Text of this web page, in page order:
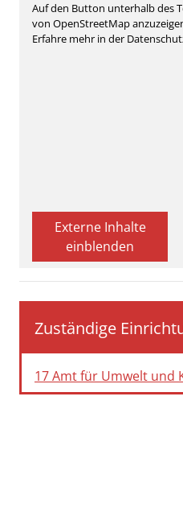
Auf den Button unterhalb des
von OpenStreetMap
Erfahre mehr in der
Externe Inhalte
einblenden
Zuständige
17 Amt für Umwelt und